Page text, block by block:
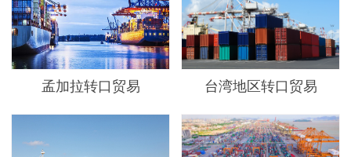
孟加拉转口贸易 台湾地区转口贸易